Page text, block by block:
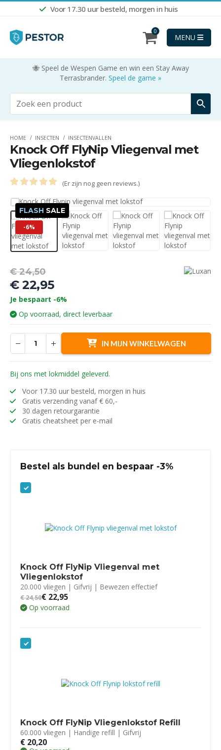
Voor 17.30 uur besteld, morgen in huis
0
MENU
🐝 Speel de Wespen Game en win een Stay Away
Terrasbrander. Speel de game »
HOME INSECTEN INSECTENVALLEN
Knock Off FlyNip Vliegenval met
Vliegenlokstof
(Er zijn nog geen reviews.)
FLASH SALE
-6%
€24,50
prijs
was:
€ 24,50.
€22,95
Huidige
prijs
is:
€ 22,95.
Je bespaart -6%
Op voorraad, direct leverbaar
IN MIJN WINKELWAGEN
Bij ons met lokmiddel geleverd.
Voor 17.30 uur besteld, morgen in huis
Gratis verzending vanaf € 60,-
30 dagen retourgarantie
Gratis cheatsheet per e-mail
Bestel als bundel en bespaar -3%
Knock Off FlyNip Vliegenval met
Vliegenlokstof
20.000 vliegen | Gifvrij | Bewezen effectief
€24,50€ 22,95
Op voorraad
Knock Off FlyNip Vliegenlokstof Refill
60.000 vliegen | Handige refill | Gifvrij
€ 20,20